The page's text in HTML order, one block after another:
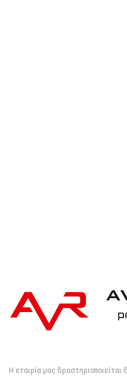
Η εταιρία μας